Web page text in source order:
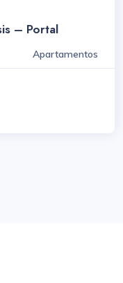
– Portal
Apartamentos